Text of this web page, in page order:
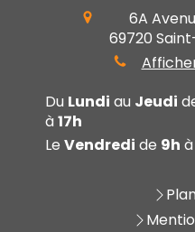
6A
69720
Du Lundi au Jeudi
à17h
Le Vendredi de 9h à